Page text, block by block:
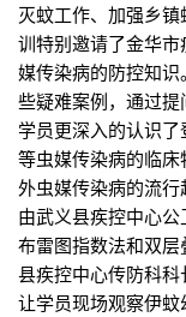
灭蚊工作、加强乡
训特别邀请了金华
媒传染病的防控知
些疑难案例，通过
学员更深入的认识
等虫媒传染病的临
外虫媒传染病的流
由武义县疾控中心公
布雷图指数法和双
县疾控中心传防科科
让学员现场观察伊